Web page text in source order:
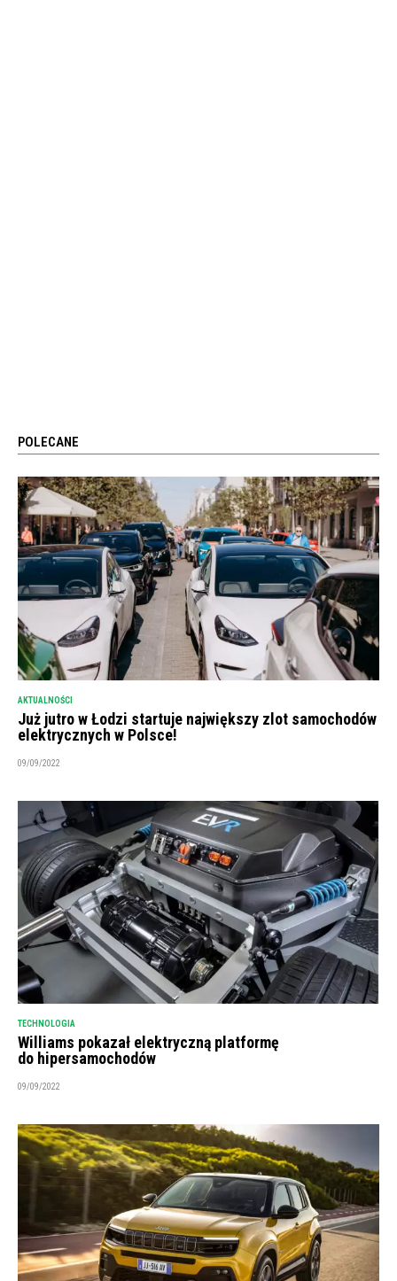
POLECANE
AKTUALNOŚCI
Już jutro w Łodzi startuje największy zlot samochodów
elektrycznych w Polsce!
09/09/2022
TECHNOLOGIA
Williams pokazał elektryczną platformę
do hipersamochodów
09/09/2022